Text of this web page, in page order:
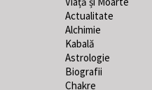
Actualitate
Alchimie
Kabală
Astrologie
Biografii
Chakre